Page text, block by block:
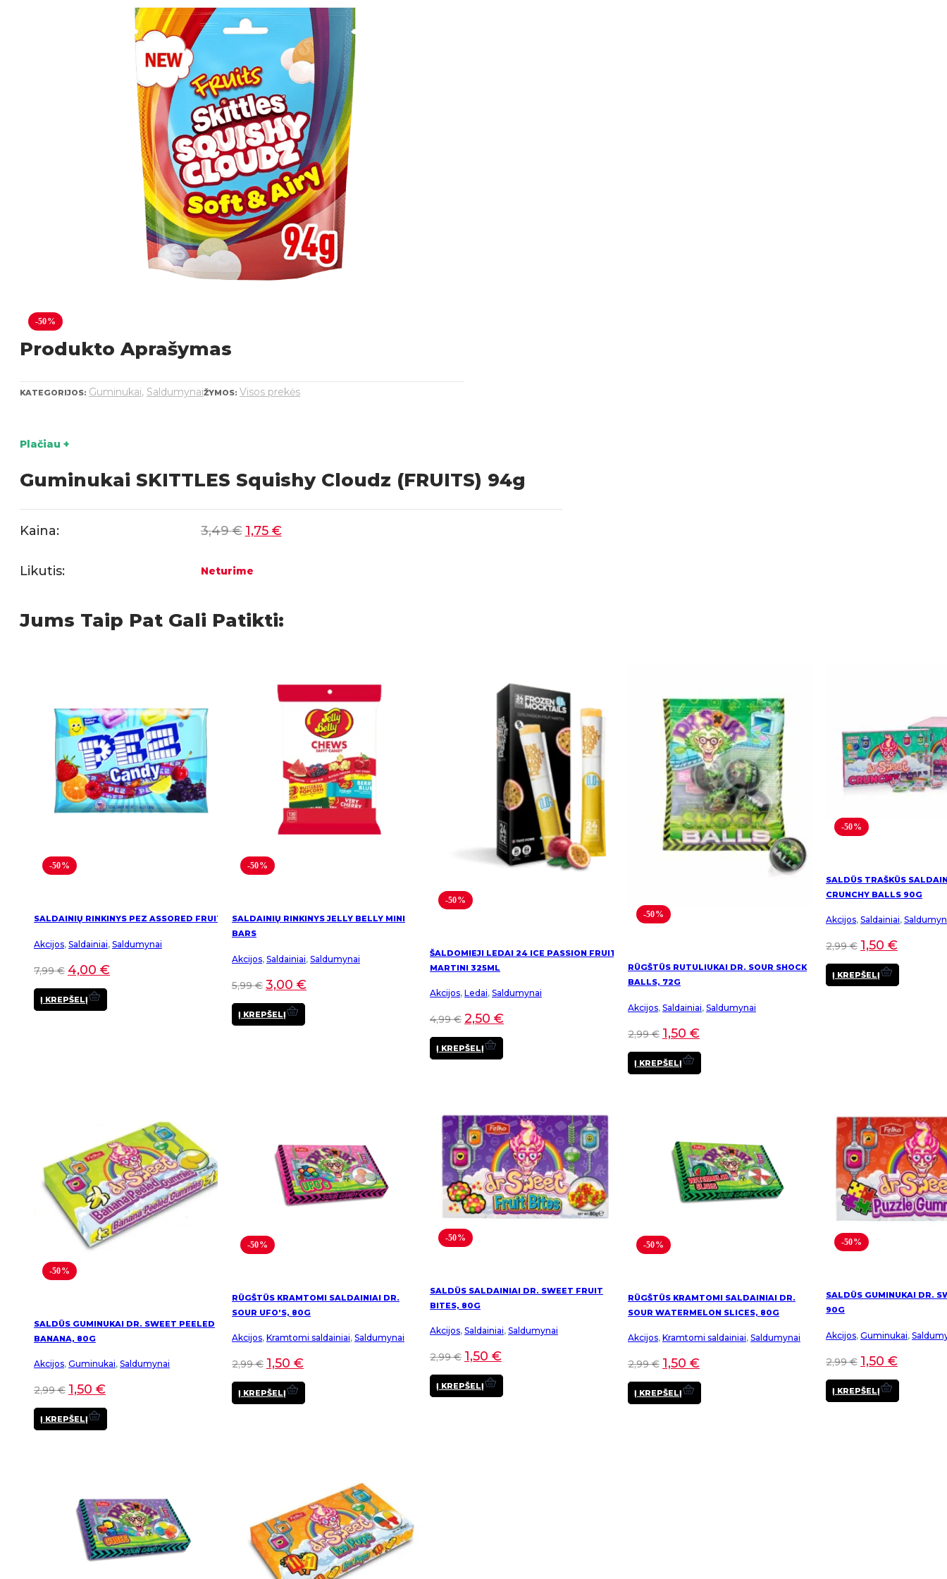
-50%
Produkto Aprašymas
KATEGORIJOS: Guminukai, SaldumynaiŽYMOS: Visos prekės
Plačiau +
Guminukai SKITTLES Squishy Cloudz (FRUITS) 94g
Kaina: 3,49€ 1,75 €
Likutis: Neturime
Jums Taip Pat Gali Patikti:
-50%
SALDAINIŲ RINKINYS PEZ ASSORED FRUIT
Akcijos, Saldainiai, Saldumynai
7,99€ 4,00 €
Į KREPŠELĮ
-50%
SALDAINIŲ RINKINYS JELLY BELLY MINI
BARS
Akcijos, Saldainiai, Saldumynai
5,99€ 3,00 €
Į KREPŠELĮ
-50%
ŠALDOMIEJI LEDAI 24 ICE PASSION FRUIT
MARTINI 325ML
Akcijos, Ledai, Saldumynai
4,99€ 2,50 €
Į KREPŠELĮ
-50%
RŪGŠTŪS RUTULIUKAI DR. SOUR SHOCK
BALLS, 72G
Akcijos, Saldainiai, Saldumynai
2,99€ 1,50 €
Į KREPŠELĮ
-50%
SALDŪS TRAŠKŪS
CRUNCHY BALLS 90G
Akcijos, Saldainiai,
2,99€ 1,50 €
Į KREPŠELĮ
-50%
SALDŪS GUMINUKAI DR. SWEET PEELED
BANANA, 80G
Akcijos, Guminukai, Saldumynai
2,99€ 1,50 €
Į KREPŠELĮ
-50%
RŪGŠTŪS KRAMTOMI SALDAINIAI DR.
SOUR UFO’S, 80G
Akcijos, Kramtomi saldainiai, Saldumynai
2,99€ 1,50 €
Į KREPŠELĮ
-50%
SALDŪS SALDAINIAI DR. SWEET FRUIT
BITES, 80G
Akcijos, Saldainiai, Saldumynai
2,99€ 1,50 €
Į KREPŠELĮ
-50%
RŪGŠTŪS KRAMTOMI SALDAINIAI DR.
SOUR WATERMELON SLICES, 80G
Akcijos, Kramtomi saldainiai, Saldumynai
2,99€ 1,50 €
Į KREPŠELĮ
-50%
SALDŪS GUMINUKAI DR.
90G
Akcijos, Guminukai,
2,99€ 1,50 €
Į KREPŠELĮ